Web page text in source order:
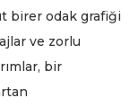
birer odak grafiği
ve zorlu
bir